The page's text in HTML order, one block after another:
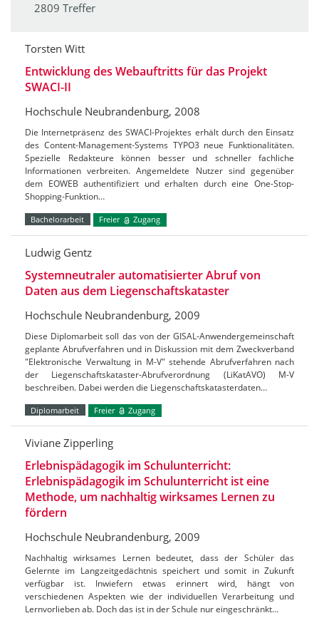
2809 Treffer
Torsten Witt
Entwicklung des Webauftritts für das Projekt
SWACI-II
Hochschule Neubrandenburg, 2008
Die Internetpräsenz des SWACI-Projektes erhält durch den Einsatz
des Content-Management-Systems TYPO3 neue Funktionalitäten.
Spezielle Redakteure können besser und schneller fachliche
Informationen verbreiten. Angemeldete Nutzer sind gegenüber
dem EOWEB authentifiziert und erhalten durch eine One-Stop-
Shopping-Funktion…
Bachelorarbeit Freier Zugang
Ludwig Gentz
Systemneutraler automatisierter Abruf von
Daten aus dem Liegenschaftskataster
Hochschule Neubrandenburg, 2009
Diese Diplomarbeit soll das von der GISAL-Anwendergemeinschaft
geplante Abrufverfahren und in Diskussion mit dem Zweckverband
"Elektronische Verwaltung in M-V" stehende Abrufverfahren nach
der Liegenschaftskataster-Abrufverordnung (LiKatAVO) M-V
beschreiben. Dabei werden die Liegenschaftskatasterdaten…
Diplomarbeit Freier Zugang
Viviane Zipperling
Erlebnispädagogik im Schulunterricht:
Erlebnispädagogik im Schulunterricht ist eine
Methode, um nachhaltig wirksames Lernen zu
fördern
Hochschule Neubrandenburg, 2009
Nachhaltig wirksames Lernen bedeutet, dass der Schüler das
Gelernte im Langzeitgedächtnis speichert und somit in Zukunft
verfügbar ist. Inwiefern etwas erinnert wird, hängt von
verschiedenen Aspekten wie der individuellen Verarbeitung und
Lernvorlieben ab. Doch das ist in der Schule nur eingeschränkt…